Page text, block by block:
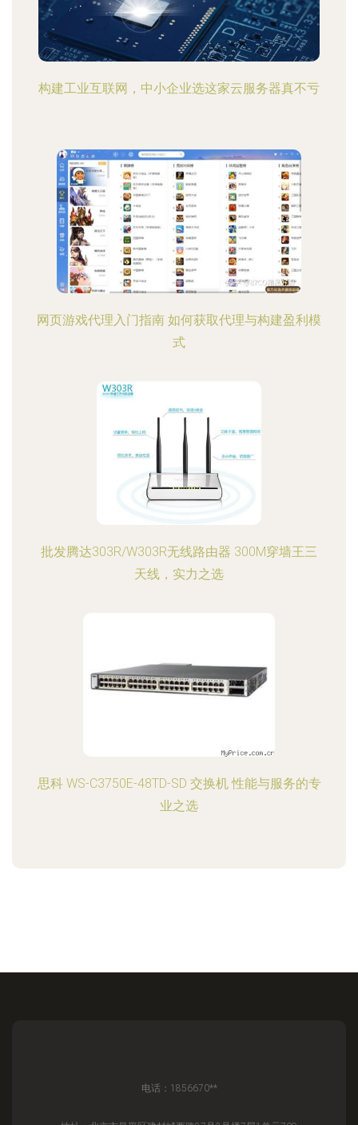
构建工业互联网，中小企业选这家云服务器真不亏
网页游戏代理入门指南 如何获取代理与构建盈利模
式
批发腾达303R/W303R无线路由器 300M穿墙王三
天线，实力之选
思科 WS-C3750E-48TD-SD 交换机 性能与服务的专
业之选
电话：1856670**